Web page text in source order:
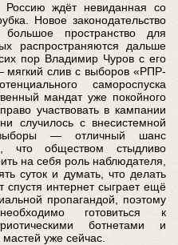
ждёт невиданная со
Новое законодательство
пространство для
распространяются дальше
пор Владимир Чуров с его
мягкий слив с выборов «РПР-
самороспуска
мандат уже покойного
участвовать в кампании
случилось с внесистемной
выборы — отличный шанс
что обществом стыдливо
на себя роль наблюдателя,
суток и думать, что делать
спустя интернет сыграет ещё
пропагандой, поэтому
готовиться к
ботнетами и
уже сейчас.